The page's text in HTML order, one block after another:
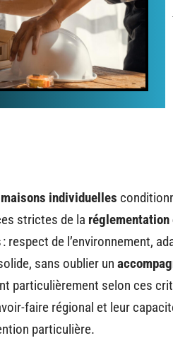
individuelles
strictes de la réglementation
de l’environnement,
sans oublier un
particulièrement selon ces
faire régional et leur
particulière.